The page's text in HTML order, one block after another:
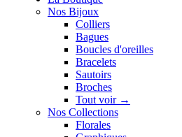
Nos Bijoux
Colliers
Bagues
Boucles d'oreilles
Bracelets
Sautoirs
Broches
Tout voir →
Nos Collections
Florales